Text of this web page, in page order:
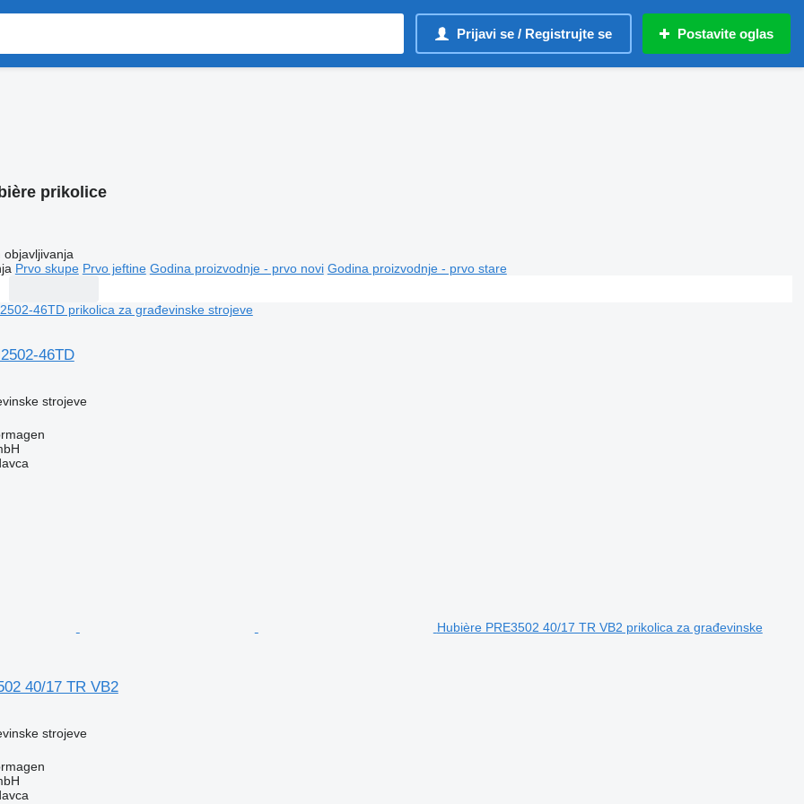
Prijavi se / Registrujte se Postavite oglas
prikolice
objavljivanja
Prvo skupe Prvo jeftine Godina proizvodnje - prvo novi Godina proizvodnje - prvo stare
46TD
strojeve
Hubière PRE3502 40/17 TR VB2 prikolica za građevinske
40/17 TR VB2
strojeve